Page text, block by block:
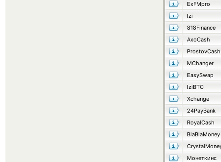
ExFMpro
Izi
818Finance
AxoCash
ProstovCash
MChanger
EasySwap
IziBTC
Xchange
24PayBank
RoyalCash
BlaBlaMoney
Монеткинс